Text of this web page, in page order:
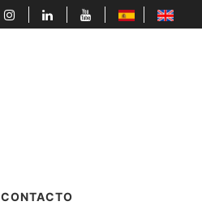
CONTACTO